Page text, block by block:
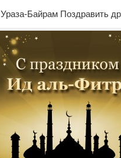
Ураза-Байрам Поздравить